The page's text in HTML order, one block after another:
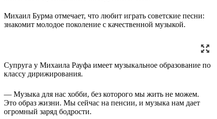
Михаил Бурма отмечает, что любит играть советские песни:
знакомит молодое поколение с качественной музыкой.
Супруга у Михаила Рауфа имеет музыкальное образование по
классу дирижирования.
— Музыка для нас хобби, без которого мы жить не можем.
Это образ жизни. Мы сейчас на пенсии, и музыка нам дает
огромный заряд бодрости.